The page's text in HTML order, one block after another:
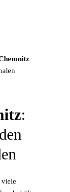
:
viele